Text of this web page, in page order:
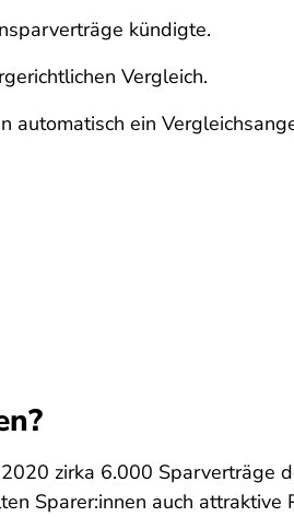
kündigte.
Vergleich.
automatisch ein
zirka 6.000 Sparverträge
Sparer:innen auch